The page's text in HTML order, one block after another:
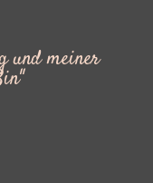
und meiner